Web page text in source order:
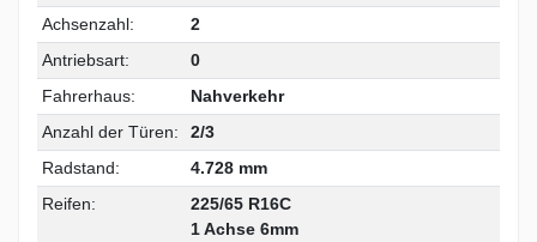
Achsenzahl:
2
Antriebsart:
0
Fahrerhaus:
Nahverkehr
Anzahl der Türen:
2/3
Radstand:
4.728 mm
Reifen:
225/65 R16C
1 Achse 6mm